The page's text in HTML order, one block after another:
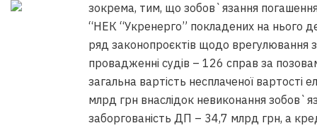
зокрема, тим, що зобов`язання
“НЕК “Укренерго” покладених на нього
ряд законопроєктів щодо врегулювання
провадженні судів – 126 справ за
загальна вартість несплаченої вартості
млрд грн внаслідок невиконання
заборгованість ДП – 34,7 млрд грн, а